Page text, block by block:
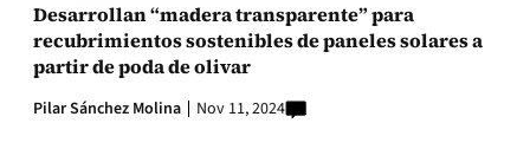
Desarrollan “madera transparente” para
recubrimientos sostenibles de paneles solares a
partir de poda de olivar
Pilar Sánchez Molina Nov 11, 2024